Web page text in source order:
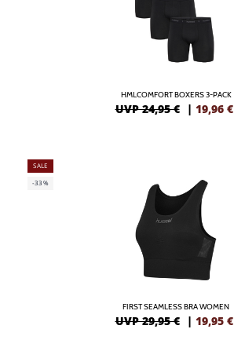
HMLCOMFORT BOXERS 3-PACK
UVP 24,95 € | 19,96 €
SALE
-33%
FIRST SEAMLESS BRA WOMEN
UVP 29,95 € | 19,95 €